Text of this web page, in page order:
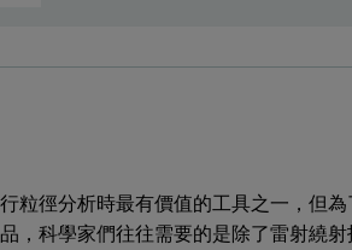
粒徑分析時最有價值的工具之一，但為
，科學家們往往需要的是除了雷射繞射